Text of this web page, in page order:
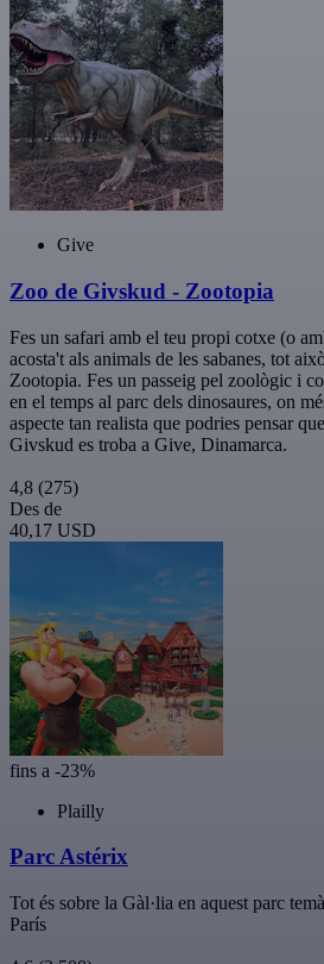
Give
Zoo de Givskud - Zootopia
Fes un safari amb el teu propi cotxe (o
acosta't als animals de les sabanes, tot
Zootopia. Fes un passeig pel zoològic i
en el temps al parc dels dinosaures, on
aspecte tan realista que podries pensar
Givskud es troba a Give, Dinamarca.
4,8 (275)
Des de
40,17 USD
fins a -23%
Plailly
Parc Astérix
Tot és sobre la Gàl·lia en aquest parc
París